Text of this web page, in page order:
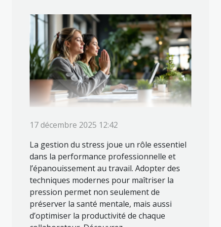
17 décembre 2025 12:42
La gestion du stress joue un rôle essentiel
dans la performance professionnelle et
l’épanouissement au travail. Adopter des
techniques modernes pour maîtriser la
pression permet non seulement de
préserver la santé mentale, mais aussi
d’optimiser la productivité de chaque